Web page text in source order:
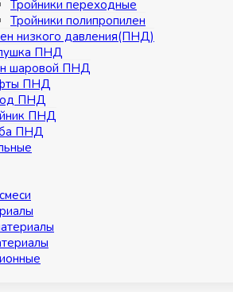
Тройники переходные
Тройники полипропилен
низкого давления(ПНД)
ПНД
шаровой ПНД
ПНД
ПНД
ПНД
ПНД